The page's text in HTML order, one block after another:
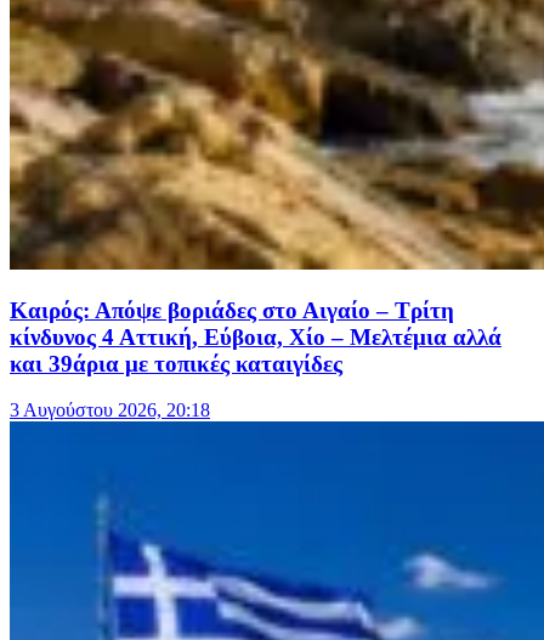
Καιρός: Απόψε βοριάδες στο Αιγαίο – Τρίτη
κίνδυνος 4 Αττική, Εύβοια, Χίο – Μελτέμια αλλά
και 39άρια με τοπικές καταιγίδες
3 Αυγούστου 2026, 20:18